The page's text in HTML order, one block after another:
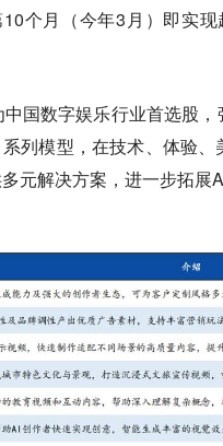
个月（今年3月）即实
国数字娱乐行业首选股
列模型，在技术、体验
元解决方案，进一步拓展